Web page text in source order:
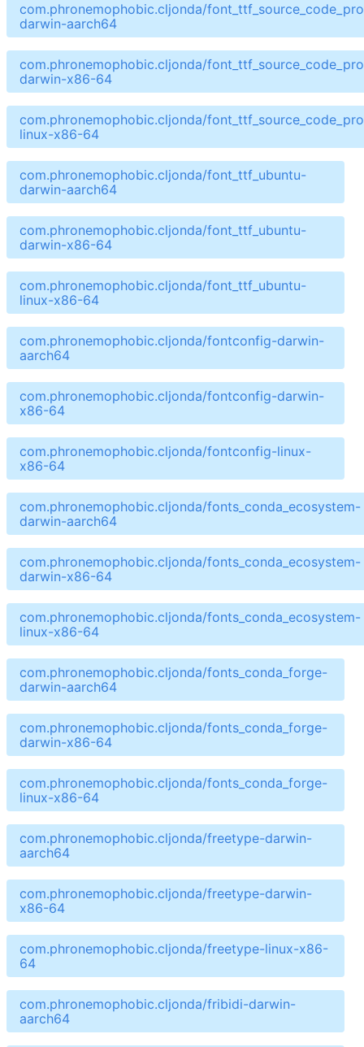
com.phronemophobic.cljonda/
darwin-aarch64
com.phronemophobic.cljonda/
darwin-x86-64
com.phronemophobic.cljonda/
linux-x86-64
com.phronemophobic.cljonda/font_ttf_ubuntu-
darwin-aarch64
com.phronemophobic.cljonda/font_ttf_ubuntu-
darwin-x86-64
com.phronemophobic.cljonda/font_ttf_ubuntu-
linux-x86-64
com.phronemophobic.cljonda/fontconfig-darwin-
aarch64
com.phronemophobic.cljonda/fontconfig-darwin-
x86-64
com.phronemophobic.cljonda/fontconfig-linux-
x86-64
com.phronemophobic.cljonda/fonts_conda_ecosystem-
darwin-aarch64
com.phronemophobic.cljonda/fonts_conda_ecosystem-
darwin-x86-64
com.phronemophobic.cljonda/fonts_conda_ecosystem-
linux-x86-64
com.phronemophobic.cljonda/fonts_conda_forge-
darwin-aarch64
com.phronemophobic.cljonda/fonts_conda_forge-
darwin-x86-64
com.phronemophobic.cljonda/fonts_conda_forge-
linux-x86-64
com.phronemophobic.cljonda/freetype-darwin-
aarch64
com.phronemophobic.cljonda/freetype-darwin-
x86-64
com.phronemophobic.cljonda/freetype-linux-x86-
64
com.phronemophobic.cljonda/fribidi-darwin-
aarch64